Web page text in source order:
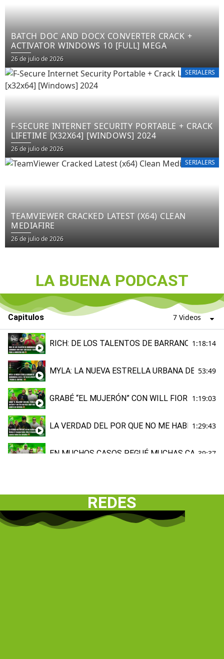
BATCH DOC AND DOCX CONVERTER CRACK +
ACTIVATOR WINDOWS 10 [FULL] MEGA
26 de julio de 2026
SERIALERS
F-SECURE INTERNET SECURITY PORTABLE + CRACK
LIFETIME [X32X64] [WINDOWS] 2024
26 de julio de 2026
SERIALERS
TEAMVIEWER CRACKED LATEST (X64) CLEAN
MEDIAFIRE
26 de julio de 2026
LA BUENA PODCAST
Capitulos 7 Videos
RICH: DE LOS TALENTOS DE BARRANQUILLA
1:18:14
MYLA: LA NUEVA ESTRELLA URBANA DE53:49
GRABÉ “EL MUJERÓN” CON WILL FIORILLO,
1:19:03
LA VERDAD DEL POR QUE NO ME HABLO CON
1:29:43
EN MUCHOS CASOS PEGUÉ MUCHAS 39:37
Grupo Niche le canta a Barranquilla
REDES